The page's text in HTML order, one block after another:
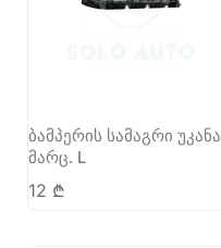
ბამპერის სამაგრი უკანა
მარც. L
12 ₾